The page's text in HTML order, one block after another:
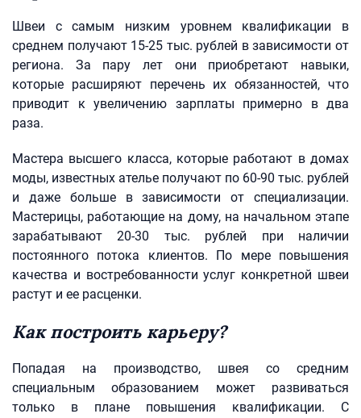
Швеи с самым низким уровнем квалификации в
среднем получают 15-25 тыс. рублей в зависимости от
региона. За пару лет они приобретают навыки,
которые расширяют перечень их обязанностей, что
приводит к увеличению зарплаты примерно в два
раза.
Мастера высшего класса, которые работают в домах
моды, известных ателье получают по 60-90 тыс. рублей
и даже больше в зависимости от специализации.
Мастерицы, работающие на дому, на начальном этапе
зарабатывают 20-30 тыс. рублей при наличии
постоянного потока клиентов. По мере повышения
качества и востребованности услуг конкретной швеи
растут и ее расценки.
Как построить карьеру?
Попадая на производство, швея со средним
специальным образованием может развиваться
только в плане повышения квалификации. С